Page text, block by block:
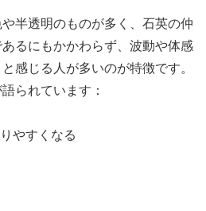
半透明のものが多く、石英の仲
るにもかかわらず、波動や体感
感じる人が多いのが特徴です。
られています：
やすくなる